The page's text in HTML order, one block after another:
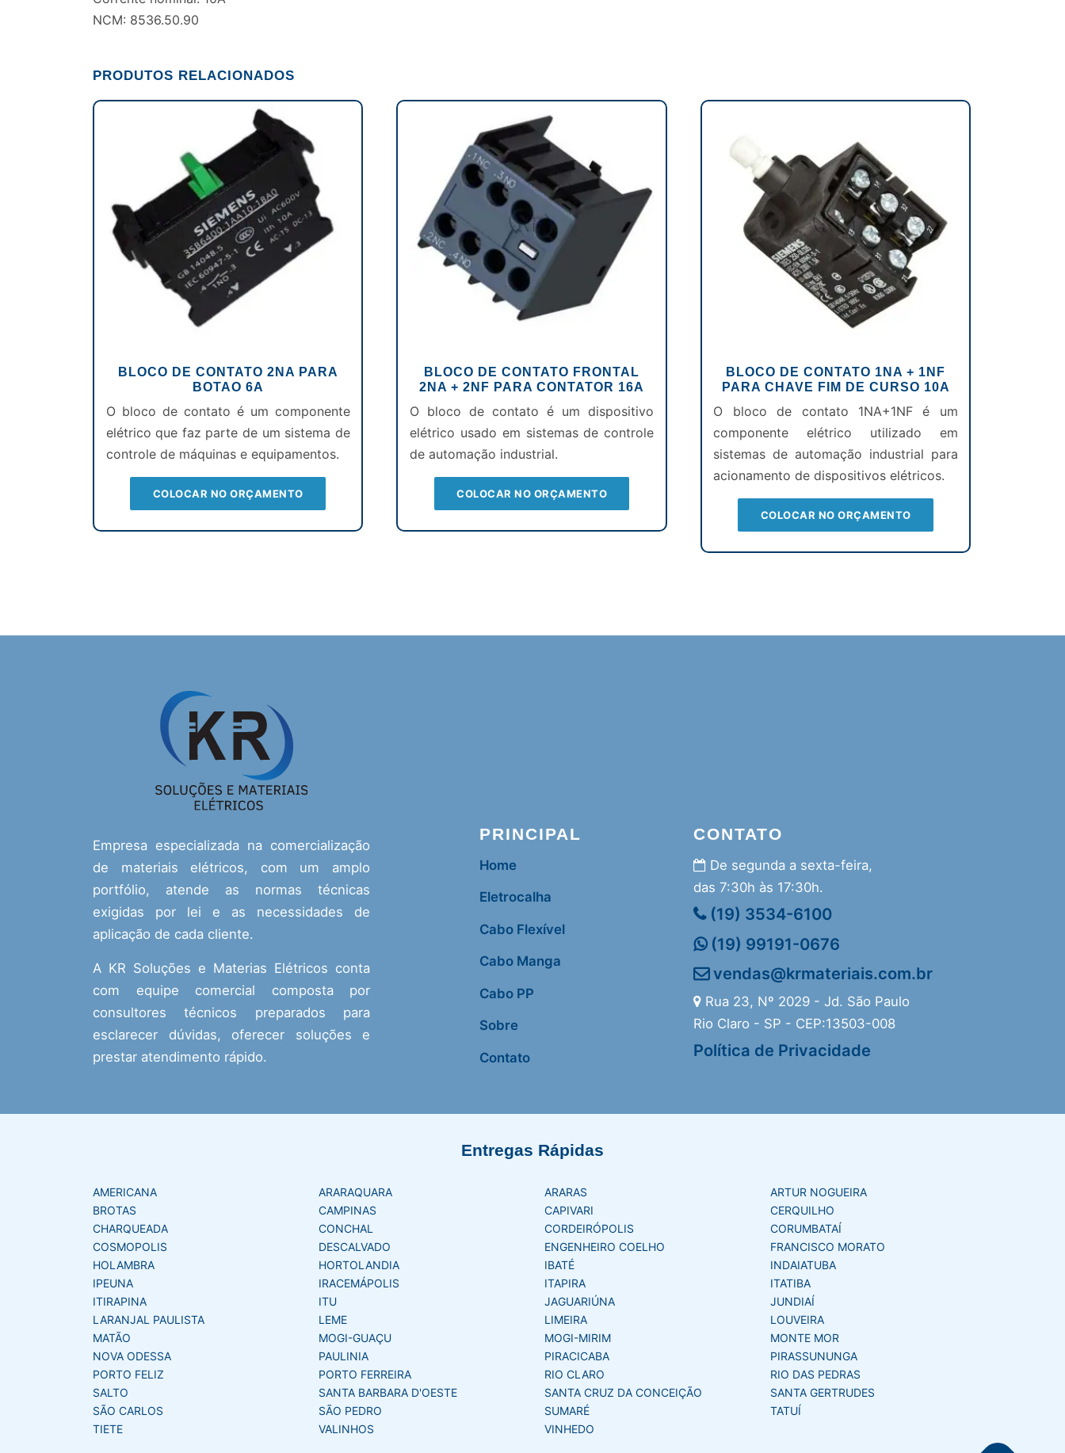
NCM: 8536.50.90
PRODUTOS RELACIONADOS
BLOCO DE CONTATO 2NA PARA
BOTAO 6A
O bloco de contato é um componente
elétrico que faz parte de um sistema de
controle de máquinas e equipamentos.
COLOCAR NO ORÇAMENTO
BLOCO DE CONTATO FRONTAL
2NA + 2NF PARA CONTATOR 16A
O bloco de contato é um dispositivo
elétrico usado em sistemas de controle
de automação industrial.
COLOCAR NO ORÇAMENTO
BLOCO DE CONTATO 1NA + 1NF
PARA CHAVE FIM DE CURSO 10A
O bloco de contato 1NA+1NF é um
componente elétrico utilizado em
sistemas de automação industrial para
acionamento de dispositivos elétricos.
COLOCAR NO ORÇAMENTO
Empresa especializada na comercialização
de materiais elétricos, com um amplo
portfólio, atende as normas técnicas
exigidas por lei e as necessidades de
aplicação de cada cliente.
A KR Soluções e Materias Elétricos conta
com equipe comercial composta por
consultores técnicos preparados para
esclarecer dúvidas, oferecer soluções e
prestar atendimento rápido.
PRINCIPAL
Home
Eletrocalha
Cabo Flexível
Cabo Manga
Cabo PP
Sobre
Contato
CONTATO
De segunda a sexta-feira,
das 7:30h às 17:30h.
(19) 3534-6100
(19) 99191-0676
vendas@krmateriais.com.br
Rua 23, Nº 2029 - Jd. São Paulo
Rio Claro - SP - CEP:13503-008
Política de Privacidade
Entregas Rápidas
AMERICANA ARARAQUARA ARARAS
ARTUR NOGUEIRA
BROTAS
CAMPINAS CAPIVARI
CERQUILHO
CHARQUEADA
CONCHAL CORDEIRÓPOLIS
CORUMBATAÍ
COSMOPOLIS
DESCALVADO ENGENHEIRO COELHO
FRANCISCO MORATO
HOLAMBRA
HORTOLANDIA IBATÉ
INDAIATUBA
IPEUNA
IRACEMÁPOLIS ITAPIRA
ITATIBA
ITIRAPINA
ITU JAGUARIÚNA
JUNDIAÍ
LARANJAL PAULISTA
LEME LIMEIRA
LOUVEIRA
MATÃO
MOGI-GUAÇU MOGI-MIRIM
MONTE MOR
NOVA ODESSA
PAULINIA PIRACICABA
PIRASSUNUNGA
PORTO FELIZ
PORTO FERREIRA RIO CLARO
RIO DAS PEDRAS
SALTO
SANTA BARBARA D'OESTE SANTA CRUZ DA CONCEIÇÃO
SANTA GERTRUDES
SÃO CARLOS
SÃO PEDRO SUMARÉ
TATUÍ
TIETE
VALINHOS VINHEDO